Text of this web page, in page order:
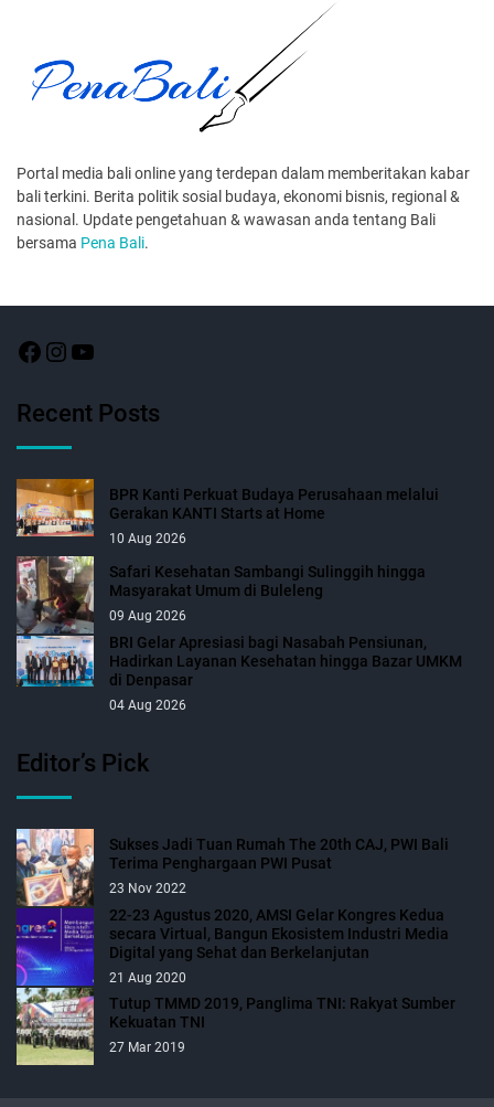
Portal media bali online yang terdepan dalam memberitakan kabar
bali terkini. Berita politik sosial budaya, ekonomi bisnis, regional &
nasional. Update pengetahuan & wawasan anda tentang Bali
bersama Pena Bali.
Recent Posts
BPR Kanti Perkuat Budaya Perusahaan melalui
Gerakan KANTI Starts at Home
10 Aug 2026
Safari Kesehatan Sambangi Sulinggih hingga
Masyarakat Umum di Buleleng
09 Aug 2026
BRI Gelar Apresiasi bagi Nasabah Pensiunan,
Hadirkan Layanan Kesehatan hingga Bazar UMKM
di Denpasar
04 Aug 2026
Editor’s Pick
Sukses Jadi Tuan Rumah The 20th CAJ, PWI Bali
Terima Penghargaan PWI Pusat
23 Nov 2022
22-23 Agustus 2020, AMSI Gelar Kongres Kedua
secara Virtual, Bangun Ekosistem Industri Media
Digital yang Sehat dan Berkelanjutan
21 Aug 2020
Tutup TMMD 2019, Panglima TNI: Rakyat Sumber
Kekuatan TNI
27 Mar 2019